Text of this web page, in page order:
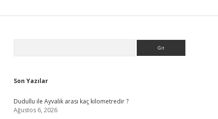
Son Yazılar
Dudullu ile Ayvalık arası kaç kilometredir ?
Ağustos 6, 2026